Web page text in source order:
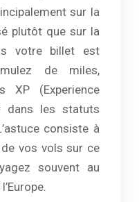
sur la
plutôt que sur la
votre billet est
de miles,
XP (Experience
dans les statuts
consiste à
vos vols sur ce
souvent au